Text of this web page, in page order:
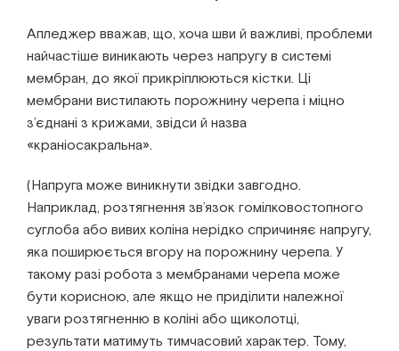
Апледжер вважав, що, хоча шви й важливі, проблеми
найчастіше виникають через напругу в системі
мембран, до якої прикріплюються кістки. Ці
мембрани вистилають порожнину черепа і міцно
з’єднані з крижами, звідси й назва
«краніосакральна».
(Напруга може виникнути звідки завгодно.
Наприклад, розтягнення зв’язок гомілковостопного
суглоба або вивих коліна нерідко спричиняє напругу,
яка поширюється вгору на порожнину черепа. У
такому разі робота з мембранами черепа може
бути корисною, але якщо не приділити належної
уваги розтягненню в коліні або щиколотці,
результати матимуть тимчасовий характер. Тому,